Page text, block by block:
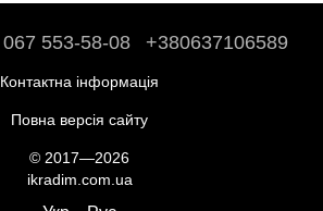
067 553-58-08 +380637106589
Контактна інформація
Повна версія сайту
© 2017—2026
ikradim.com.ua